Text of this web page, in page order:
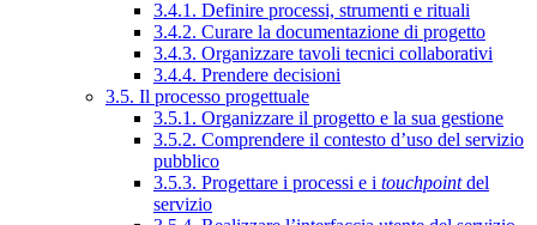
3.4.1. Definire processi, strumenti e rituali
3.4.2. Curare la documentazione di progetto
3.4.3. Organizzare tavoli tecnici collaborativi
3.4.4. Prendere decisioni
3.5. Il processo progettuale
3.5.1. Organizzare il progetto e la sua gestione
3.5.2. Comprendere il contesto d’uso del servizio
pubblico
3.5.3. Progettare i processi e i touchpointdel
servizio